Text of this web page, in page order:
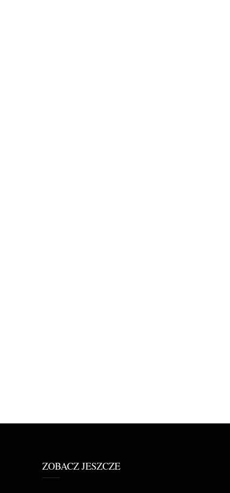
ZOBACZ JESZCZE